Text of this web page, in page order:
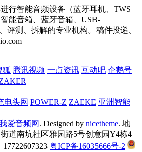
行智能音频设备（蓝牙耳机、TWS
能音箱、蓝牙音箱、USB-
评测、拆解的专业机构。稿件投递、
狐 腾讯视频 一点资讯 互动吧 企鹅号
电头网 POWER-Z ZAEKE 亚洲智能
爱音频网 . Designed by nicetheme. 地
道南坑社区雅园路5号创意园Y4栋4
粤ICP备16035666号-2